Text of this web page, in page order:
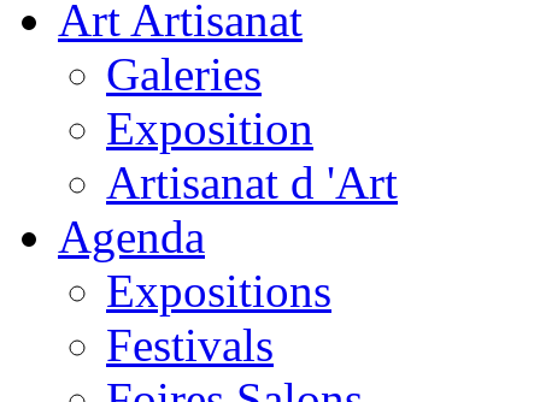
Art Artisanat
Galeries
Exposition
Artisanat d 'Art
Agenda
Expositions
Festivals